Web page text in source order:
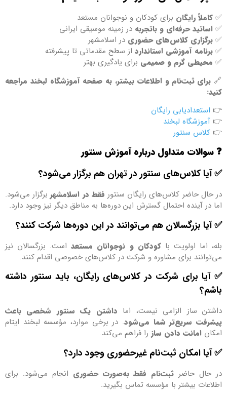
✅ کاملاً رایگان برای کودکان و نوجوانان مستعد
✅ اساتید حرفه‌ای و باتجربه در زمینه موسیقی ایرانی
✅ برگزاری کلاس‌های حضوری در اسلامشهر
✅ برنامه آموزشی استاندارد از سطح مقدماتی تا پیشرفته
✅ محیطی گرم و صمیمی برای یادگیری بهتر
🔗 برای ثبت‌نام و اطلاعات بیشتر، به صفحه آموزشگاه لبخند مراجعه
کنید:
👉 استعدادیابی رایگان
👉 آموزشگاه لبخند
👉 کلاس سنتور
❓ سوالات متداول درباره آموزش سنتور
✅ آیا کلاس‌های سنتور در تهران هم برگزار می‌شود؟
در حال حاضر کلاس‌های رایگان سنتور فقط در اسلامشهربرگزار می‌شود.
اما در آینده احتمال گسترش این دوره‌ها به مناطق دیگر نیز وجود دارد.
✅ آیا بزرگسالان هم می‌توانند در این دوره‌ها شرکت کنند؟
بله، اما اولویت باکودکان و نوجوانان مستعداست. بزرگسالان نیز
می‌توانند برای مشاوره و شرکت در کلاس‌های خصوصی اقدام کنند.
✅ آیا برای شرکت در کلاس‌های رایگان، باید سنتور داشته
باشم؟
داشتن ساز الزامی نیست، اما داشتن یک سنتور شخصی باعث
پیشرفت سریع‌تر شما می‌شود. در برخی موارد، مؤسسه لبخند ایتام
امکان امانت دادن ساز را فراهم می‌کند.
✅ آیا امکان ثبت‌نام غیرحضوری وجود دارد؟
در حال حاضر ثبت‌نام فقط به‌صورت حضوری انجام می‌شود. برای
اطلاعات بیشتر با مؤسسه تماس بگیرید.